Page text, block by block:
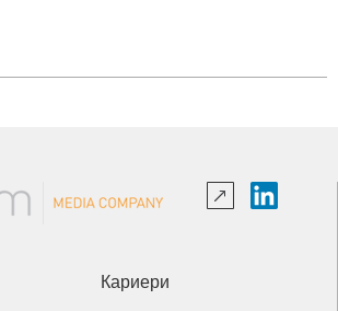
Кариери